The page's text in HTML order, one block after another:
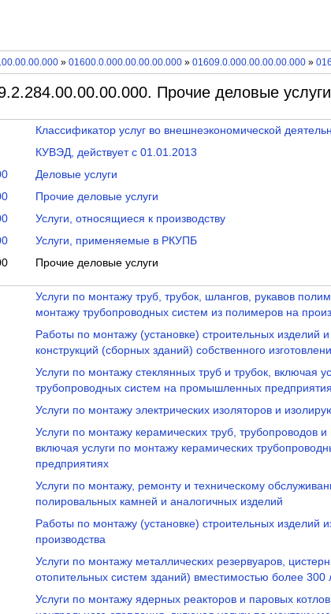
» 01600.0.000.00.00.00.000» 01609.0.000.00.00.00.000»
Прочие деловые услуги
Классификатор услуг во внешнеэкономической
КУВЭД, действует с 01.01.2013
Деловые услуги
Прочие деловые услуги
Услуги, относящиеся к производству
Услуги, применяемые в РКУПБ
Прочие деловые услуги
Услуги по монтажу труб, трубок, шлангов, рукавов
монтажу трубопроводных систем из полимеров на
Работы по монтажу (установке) строительных изделий
конструкций (сборных зданий) собственного
Услуги по монтажу стеклянных труб и трубок, включая
трубопроводных систем на промышленных
Услуги по монтажу электрических изоляторов и
Услуги по монтажу керамических труб, трубопроводов и
включая услуги по монтажу керамических
предприятиях
Услуги по монтажу, ремонту и техническому
полировальных камней и аналогичных изделий
Работы по монтажу (установке) строительных изделий
производства
Услуги по монтажу металлических резервуаров,
отопительных систем зданий) вместимостью более 300
Услуги по монтажу ядерных реакторов и паровых